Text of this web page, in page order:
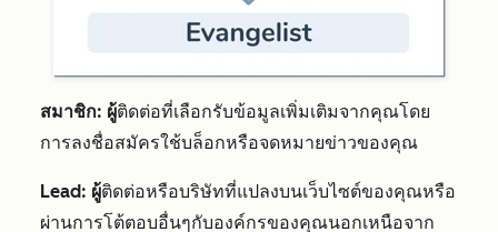
สมาชิก: ผู้ติดต่อที่เลือกรับข้อมูลเพิ่มเติมจากคุณโดย
การลงชื่อสมัครใช้บล็อกหรือจดหมายข่าวของคุณ
Lead: ผู้ติดต่อหรือบริษัทที่แปลงบนเว็บไซต์ของคุณหรือ
ผ่านการโต้ตอบอื่นๆกับองค์กรของคุณนอกเหนือจาก